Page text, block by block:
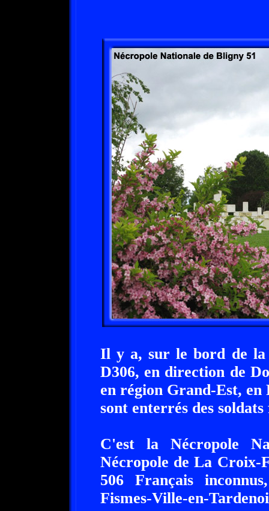
Il y a, sur le bord de la
D306, en direction de
en région Grand-Est,
sont enterrés des
C'est la Nécropole
Nécropole de La Croix-
506 Français
Fismes-Ville-en-